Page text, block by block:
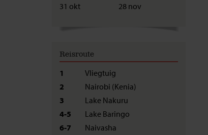
31 okt
28 nov
Reisroute
1
Vliegtuig
2
Nairobi (Kenia)
3
Lake Nakuru
4-5
Lake Baringo
6-7
Naivasha